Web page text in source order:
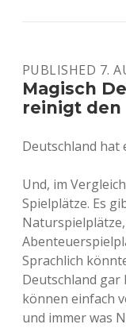
PUBLISHED 7.
Magisch
reinigt den
Deutschland hat
Und, im
Spielplätze. Es
Sprachlich
Deutschland gar
können einfach
und immer was